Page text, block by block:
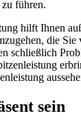
führen.
hilft Ihnen
die
schließlich
sein